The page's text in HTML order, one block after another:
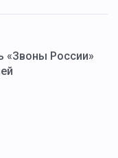
«Звоны России»